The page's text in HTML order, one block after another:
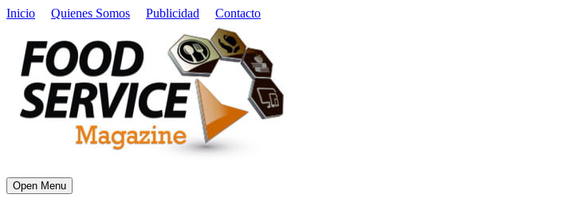
Inicio Quienes Somos Publicidad Contacto
Open Menu